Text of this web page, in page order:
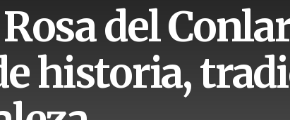
del
historia,